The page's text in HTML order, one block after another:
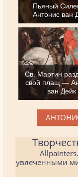
Пьяный
Антонис ван
Св. Мартин
свой плащ —
ван Дейк
увлеченными